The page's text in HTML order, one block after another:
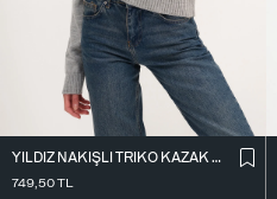
YILDIZ NAKIŞLI TRIKO KAZAK K3418-D4
749,50TL